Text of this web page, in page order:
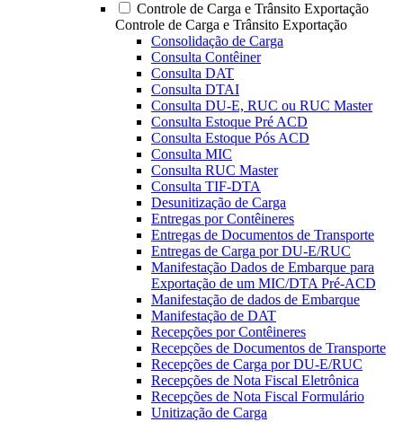
Controle de Carga e Trânsito Exportação
Controle de Carga e Trânsito Exportação
Consolidação de Carga
Consulta Contêiner
Consulta DAT
Consulta DTAI
Consulta DU-E, RUC ou RUC Master
Consulta Estoque Pré ACD
Consulta Estoque Pós ACD
Consulta MIC
Consulta RUC Master
Consulta TIF-DTA
Desunitização de Carga
Entregas por Contêineres
Entregas de Documentos de Transporte
Entregas de Carga por DU-E/RUC
Manifestação Dados de Embarque para
Exportação de um MIC/DTA Pré-ACD
Manifestação de dados de Embarque
Manifestação de DAT
Recepções por Contêineres
Recepções de Documentos de Transporte
Recepções de Carga por DU-E/RUC
Recepções de Nota Fiscal Eletrônica
Recepções de Nota Fiscal Formulário
Unitização de Carga